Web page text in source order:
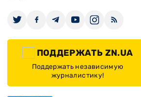
ПОДДЕРЖАТЬ ZN.UA
Поддержать независимую
журналистику!